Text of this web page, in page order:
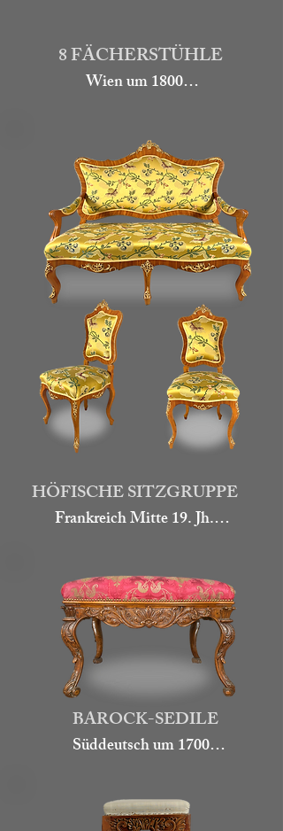
8 FÄCHERSTÜHLE
Wien um 1800
aus Nussbaum gefertigt. Die Lehne
mit Palmdekor und die Zargen sind
mit Nussbaumfurnier belegt. Die
Stühle sind in einem guten Zustand,
sollten aber Restauratorisch
übergangen werden.
Höhe 95 cm
12.000.-
Art. gu309
HÖFISCHE SITZGRUPPE
Frankreich Mitte 19. Jh.
bestehend aus Sitzbank und
4 Stühlen. Die Gruppe wurde
aus Königsholz gefertigt und teils
damit auch furniert. Verziert
wurden die Sitzmöbel mit
feuervergoldetem Bronze-Zierrat.
Auf den Lehnen wurde als
drapiert und als Einfassung feine
BAROCK-SEDILE
Süddeutsch um 1700
Sitzgelegenheit im Altarraum